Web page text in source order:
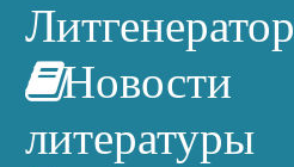
Литгенератор
Новости
литературы